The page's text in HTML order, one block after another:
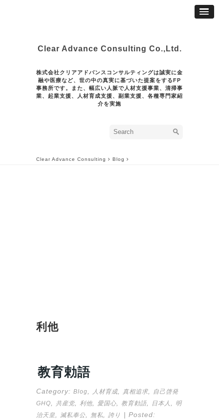
Clear Advance Consulting Co.,Ltd.
株式会社クリアアドバンスコンサルティングは誠実に金
融や医療など、世の中の真実に基づいた提案をするFP
事務所です。また、幅広い人脈で人材支援事業、清掃事
業、起業支援、人材育成支援、副業支援、各種専門家紹
介を実施
Clear Advance Consulting Blog
利他
教育勅語
Category: Blog 人材育成, 真相追求,
自己啓発
GHQ
共産党 利他 愛国心 教育勅語, 日本人
明
治天皇
滅私奉公 無私 誇り
| Posted: